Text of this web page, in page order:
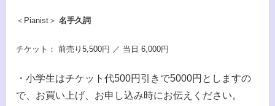
＜Pianist＞ 名手久詞
チケット： 前売り5,500円 ／ 当日 6,000円
・小学生はチケット代500円引きで5000円としますの
で、お買い上げ、お申し込み時にお伝えください。